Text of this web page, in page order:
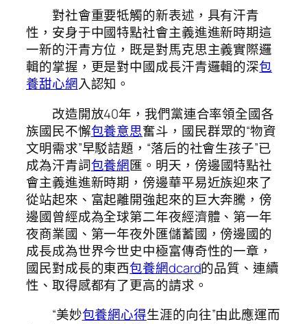
對社會重要牴觸的新表述，具有汗青
性，安身于中國特點社會主義進進新時期這
一新的汗青方位，既是對馬克思主義實際邏
輯的掌握，更是對中國成長汗青邏輯的深包
養甜心網入認知。
改造開放40年，我們黨連合率領全國各
族國民不懈包養意思奮斗，國民群眾的“物資
文明需求”早駁詰題，“落后的社會生孩子”已
成為汗青詞包養網匯。明天，傍邊國特點社
會主義進進新時期，傍邊華平易近族迎來了
從站起來、富起離開強起來的巨大奔騰，傍
邊國曾經成為全球第二年夜經濟體、第一年
夜商業國、第一年夜外匯儲蓄國，傍邊國的
成長成為世界今世史中極富傳奇性的一章，
國民對成長的東西包養網dcard的品質、連續
性、取得感都有了更高的請求。
“美妙包養網心得生涯的向往”由此應運而